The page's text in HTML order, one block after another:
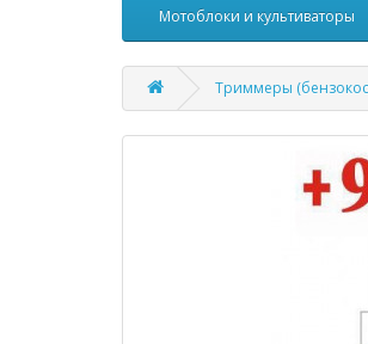
Мотоблоки и культиваторы
Триммеры